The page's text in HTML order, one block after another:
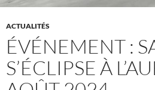
ACTUALITÉS
ÉVÉNEMENT :
S’ÉCLIPSE À